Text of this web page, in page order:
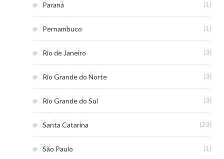
Paraná (1)
Pernambuco (1)
Rio de Janeiro (3)
Rio Grande do Norte (3)
Rio Grande do Sul (3)
Santa Catarina (23)
São Paulo (1)